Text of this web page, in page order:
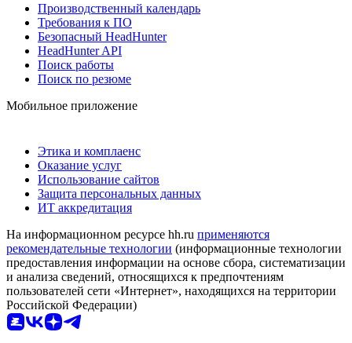
Производственный календарь
Требования к ПО
Безопасный HeadHunter
HeadHunter API
Поиск работы
Поиск по резюме
Мобильное приложение
Этика и комплаенс
Оказание услуг
Использование сайтов
Защита персональных данных
ИТ аккредитация
На информационном ресурсе hh.ru применяются
рекомендательные технологии (информационные технологии
предоставления информации на основе сбора, систематизации
и анализа сведений, относящихся к предпочтениям
пользователей сети «Интернет», находящихся на территории
Российской Федерации)